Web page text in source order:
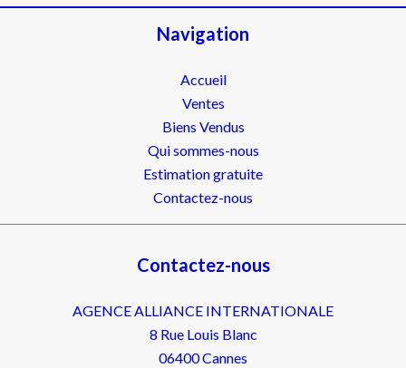
Navigation
Accueil
Ventes
Biens Vendus
Qui sommes-nous
Estimation gratuite
Contactez-nous
Contactez-nous
AGENCE ALLIANCE INTERNATIONALE
8 Rue Louis Blanc
06400Cannes